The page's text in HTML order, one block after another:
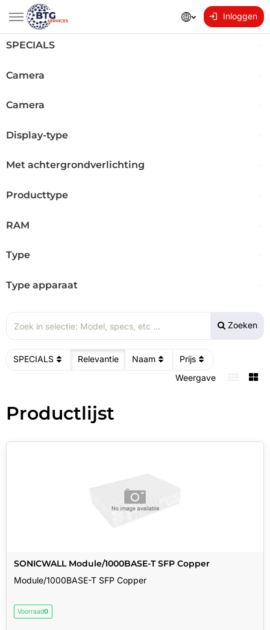
Inloggen
SPECIALS
Camera
Camera
Display-type
Met achtergrondverlichting
Producttype
RAM
Type
Type apparaat
Zoeken
SPECIALS Relevantie Naam
Prijs
Weergave
Productlijst
SONICWALL Module/1000BASE-T SFP Copper
Module/1000BASE-T SFP Copper
Voorraad0